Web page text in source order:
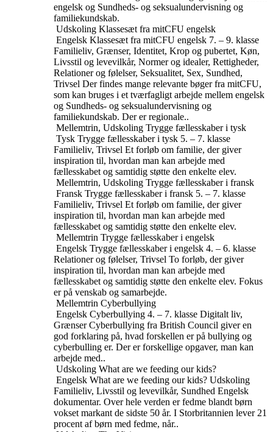
engelsk og Sundheds- og seksualundervisning og
familiekundskab.
Udskoling Klassesæt fra mitCFU engelsk
Engelsk Klassesæt fra mitCFU engelsk 7. – 9. klasse
Familieliv, Grænser, Identitet, Krop og pubertet, Køn,
Livsstil og levevilkår, Normer og idealer, Rettigheder,
Relationer og følelser, Seksualitet, Sex, Sundhed,
Trivsel Der findes mange relevante bøger fra mitCFU,
som kan bruges i et tværfagligt arbejde mellem engelsk
og Sundheds- og seksualundervisning og
familiekundskab. Der er regionale..
Mellemtrin, Udskoling Trygge fællesskaber i tysk
Tysk Trygge fællesskaber i tysk 5. – 7. klasse
Familieliv, Trivsel Et forløb om familie, der giver
inspiration til, hvordan man kan arbejde med
fællesskabet og samtidig støtte den enkelte elev.
Mellemtrin, Udskoling Trygge fællesskaber i fransk
Fransk Trygge fællesskaber i fransk 5. – 7. klasse
Familieliv, Trivsel Et forløb om familie, der giver
inspiration til, hvordan man kan arbejde med
fællesskabet og samtidig støtte den enkelte elev.
Mellemtrin Trygge fællesskaber i engelsk
Engelsk Trygge fællesskaber i engelsk 4. – 6. klasse
Relationer og følelser, Trivsel To forløb, der giver
inspiration til, hvordan man kan arbejde med
fællesskabet og samtidig støtte den enkelte elev. Fokus
er på venskab og samarbejde.
Mellemtrin Cyberbullying
Engelsk Cyberbullying 4. – 7. klasse Digitalt liv,
Grænser Cyberbullying fra British Council giver en
god forklaring på, hvad forskellen er på bullying og
cyberbulling er. Der er forskellige opgaver, man kan
arbejde med..
Udskoling What are we feeding our kids?
Engelsk What are we feeding our kids? Udskoling
Familieliv, Livsstil og levevilkår, Sundhed Engelsk
dokumentar. Over hele verden er fedme blandt børn
vokset markant de sidste 50 år. I Storbritannien lever 21
procent af børn med fedme, når..